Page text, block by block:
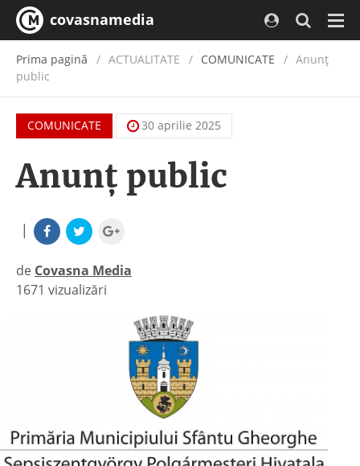
covasnamedia
Prima pagină ACTUALITATE / COMUNICATE
Anunţ
public
COMUNICATE 30 aprilie 2025
Anunţ public
|
de Covasna Media
|
1671 vizualizări